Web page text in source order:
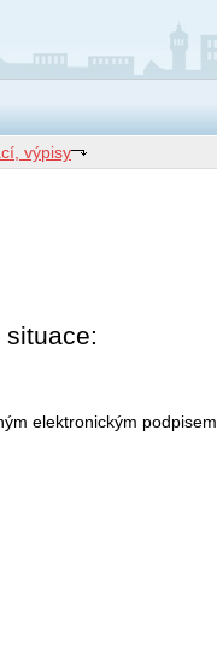
výpisy
elektronickým podpisem